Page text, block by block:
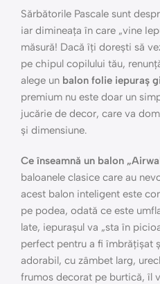
Sărbătorile Pascale sunt
iar dimineața în care „vine
măsură! Dacă îți dorești să
pe chipul copilului tău,
alege un balon folie iepuraș
premium nu este doar un
jucărie de decor, care va
și dimensiune.
Ce înseamnă un balon
baloanele clasice care au
acest balon inteligent este
pe podea, odată ce este
late, iepurașul va „sta în
perfect pentru a fi îmbrățișat
adorabil, cu zâmbet larg,
frumos decorat pe burtică, îl